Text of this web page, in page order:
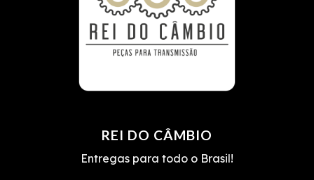
REI DO CÂMBIO
Entregas para todo o Brasil!